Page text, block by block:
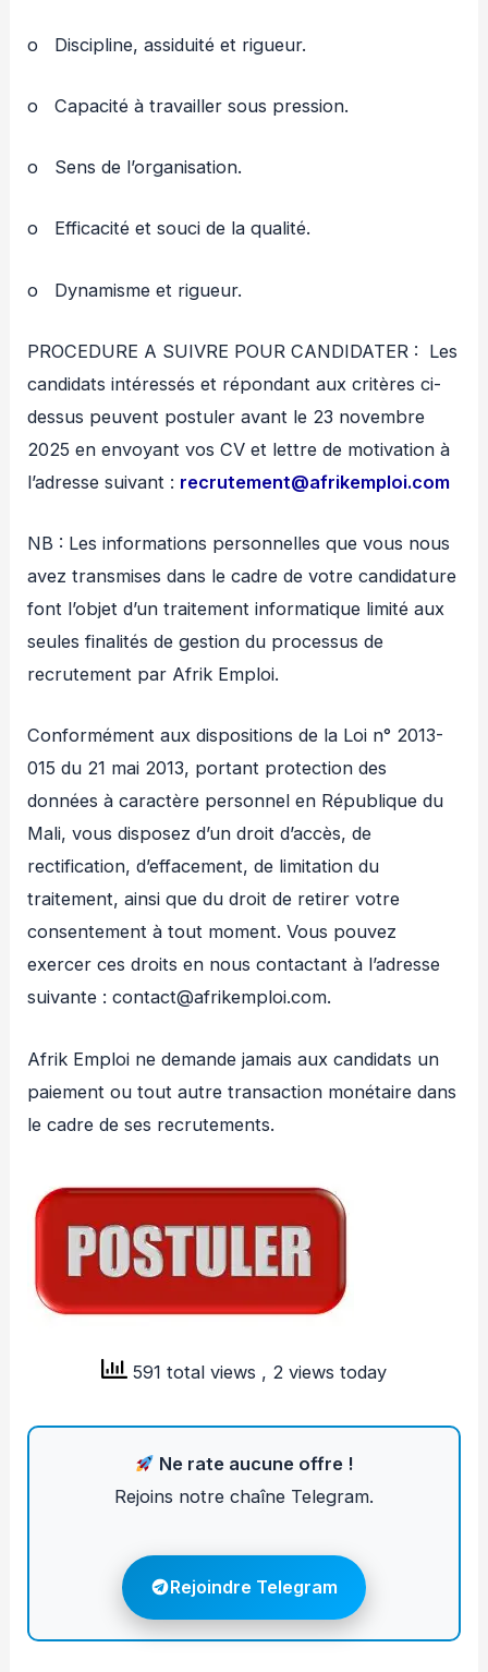
o Discipline, assiduité et rigueur.
o Capacité à travailler sous pression.
o Sens de l’organisation.
o Efficacité et souci de la qualité.
o Dynamisme et rigueur.
PROCEDURE A SUIVRE POUR CANDIDATER : Les
candidats intéressés et répondant aux critères ci-
dessus peuvent postuler avant le 23 novembre
2025 en envoyant vos CV et lettre de motivation à
l’adresse suivant : recrutement@afrikemploi.com
NB : Les informations personnelles que vous nous
avez transmises dans le cadre de votre candidature
font l’objet d’un traitement informatique limité aux
seules finalités de gestion du processus de
recrutement par Afrik Emploi.
Conformément aux dispositions de la Loi n° 2013-
015 du 21 mai 2013, portant protection des
données à caractère personnel en République du
Mali, vous disposez d’un droit d’accès, de
rectification, d’effacement, de limitation du
traitement, ainsi que du droit de retirer votre
consentement à tout moment. Vous pouvez
exercer ces droits en nous contactant à l’adresse
suivante : contact@afrikemploi.com.
Afrik Emploi ne demande jamais aux candidats un
paiement ou tout autre transaction monétaire dans
le cadre de ses recrutements.
591 total views , 2 views today
Ne rate aucune offre !
Rejoins notre chaîne Telegram.
Rejoindre Telegram